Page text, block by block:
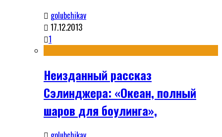
golubchikav
17.12.2013
1
Неизданный рассказ
Сэлинджера: «Океан, полный
шаров для боулинга»,